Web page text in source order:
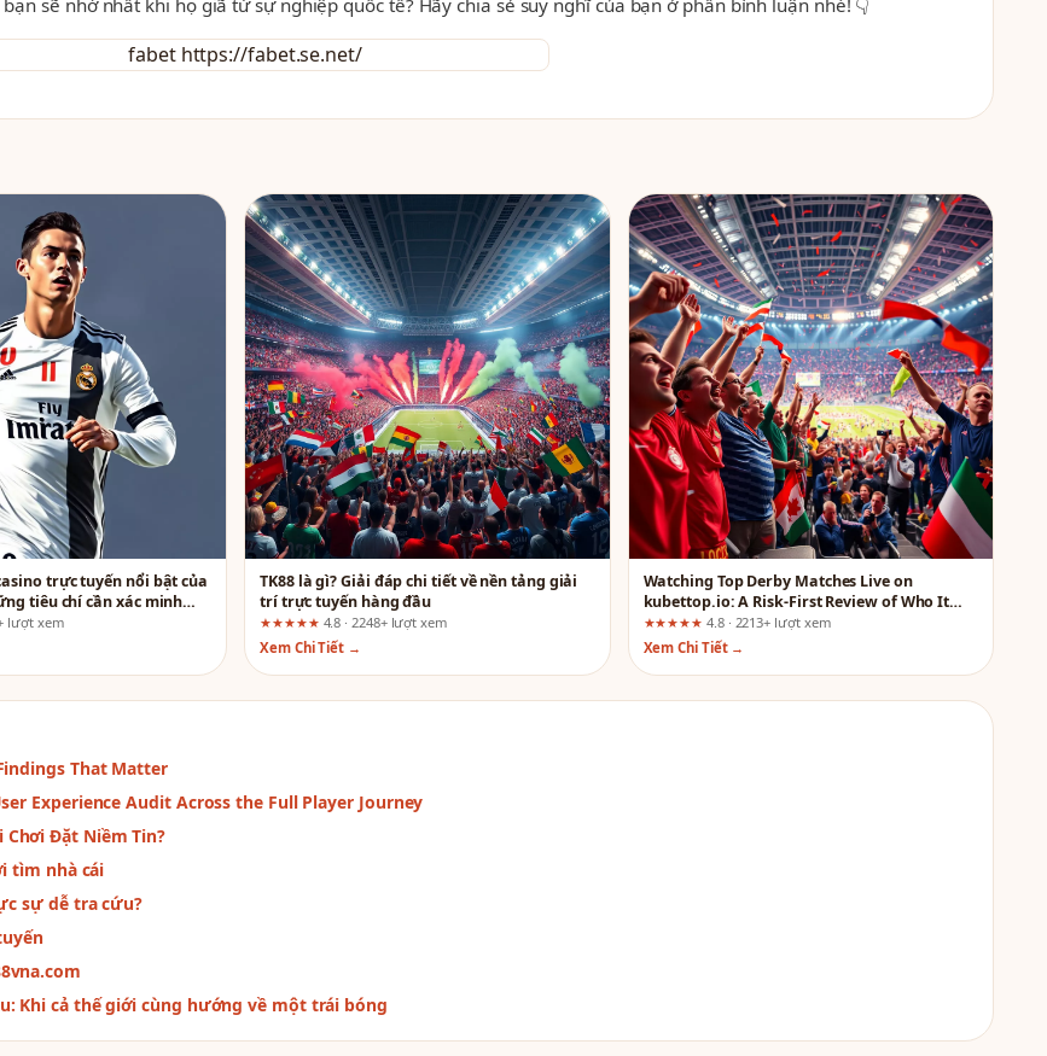
sẽ nhớ nhất khi họ giã từ sự nghiệp quốc tế? Hãy chia sẻ suy nghĩ của bạn ở phần bình luận nhé! 👇
trực tuyến nổi bật của
tiêu chí cần xác minh
lượt xem
TK88 là gì? Giải đáp chi tiết về nền tảng giải
trí trực tuyến hàng đầu
★★★★★ 4.8 · 2248+ lượt xem
Xem Chi Tiết →
Watching Top Derby Matches Live on
kubettop.io: A Risk-First Review of Who It
Fits and Who Should Skip It
★★★★★4.8 · 2213+ lượt xem
Xem Chi Tiết →
That Matter
Experience Audit Across the Full Player Journey
Chơi Đặt Niềm Tin?
tìm nhà cái
sự dễ tra cứu?
Khi cả thế giới cùng hướng về một trái bóng